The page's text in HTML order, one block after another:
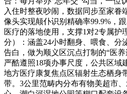
入住时整夜吵闹，数据同步至家眷
像头实现颠仆识别精确率99.9%，
医疗的落地使用，支撑1对2专属护
分）：涵盖24小时翻身、喂食、分
告白，做为顺义区沉点打制的“医
严酷遵照18项办事尺度，公共区域
地方医疗康复焦点区辐射生态栖身
带。3公里范畴内分布有物美超市